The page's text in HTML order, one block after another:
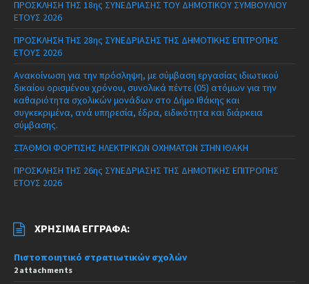
ΠΡΟΣΚΛΗΣΗ ΤΗΣ 18ης ΣΥΝΕΔΡΙΑΣΗΣ ΤΟΥ ΔΗΜΟΤΙΚΟΥ ΣΥΜΒΟΥΛΙΟΥ
ΕΤΟΥΣ 2026
ΠΡΟΣΚΛΗΣΗ ΤΗΣ 28ης ΣΥΝΕΔΡΙΑΣΗΣ ΤΗΣ ΔΗΜΟΤΙΚΗΣ ΕΠΙΤΡΟΠΗΣ
ΕΤΟΥΣ 2026
Ανακοίνωση για την πρόσληψη, με σύμβαση εργασίας ιδιωτικού
δικαίου ορισμένου χρόνου, συνολικά πέντε (05) ατόμων για την
καθαριότητα σχολικών μονάδων στο Δήμο Ιθάκης και
συγκεκριμένα, ανά υπηρεσία, έδρα, ειδικότητα και διάρκεια
σύμβασης.
ΣΤΑΘΜΟΙ ΦΟΡΤΙΣΗΣ ΗΛΕΚΤΡΙΚΩΝ ΟΧΗΜΑΤΩΝ ΣΤΗΝ ΙΘΑΚΗ
ΠΡΟΣΚΛΗΣΗ ΤΗΣ 26ης ΣΥΝΕΔΡΙΑΣΗΣ ΤΗΣ ΔΗΜΟΤΙΚΗΣ ΕΠΙΤΡΟΠΗΣ
ΕΤΟΥΣ 2026
ΧΡΉΣΙΜΑ ΈΓΓΡΑΦΑ:
Πιστοποιητικό στρατιωτικών σχολών
2 attachments